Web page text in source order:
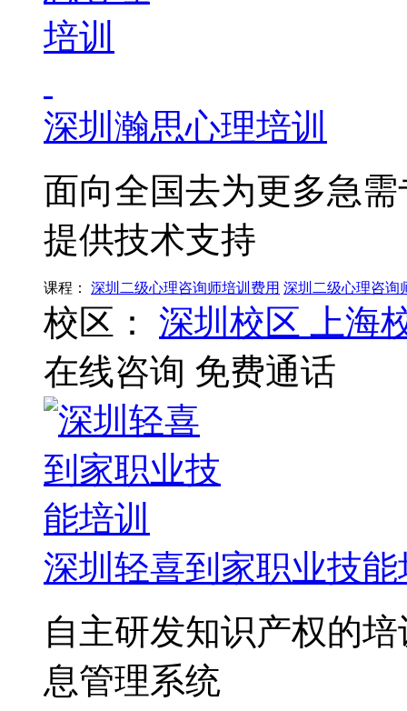
深圳瀚思心理培训
面向全国去为更多急
提供技术支持
课程： 深圳二级心理咨询师培训费用 深圳二级心理咨询
校区： 深圳校区
上海
在线咨询 免费通话
深圳轻喜到家职业技能
自主研发知识产权的
息管理系统